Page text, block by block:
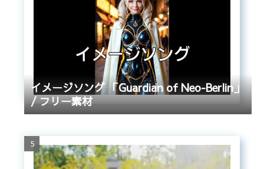
イメージソング 「Guardian of Neo-Berlin」
/ フリー素材